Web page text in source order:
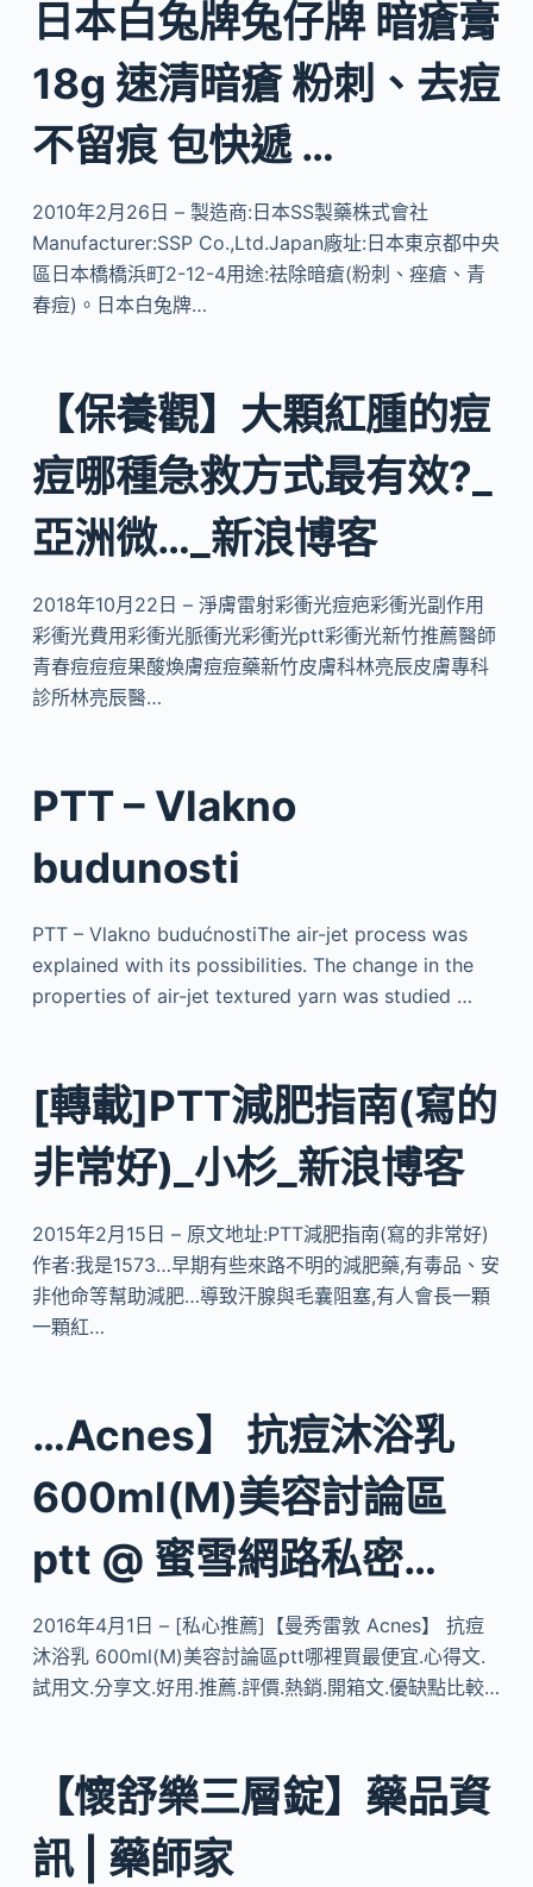
日本白兔牌兔仔牌 暗瘡膏
18g 速清暗瘡 粉刺、去痘
不留痕 包快遞 …
2010年2月26日 – 製造商:日本SS製藥株式會社
Manufacturer:SSP Co.,Ltd.Japan廠址:日本東京都中央
區日本橋橋浜町2-12-4用途:祛除暗瘡(粉刺、痤瘡、青
春痘)。日本白兔牌…
【保養觀】大顆紅腫的痘
痘哪種急救方式最有效?_
亞洲微…_新浪博客
2018年10月22日 – 淨膚雷射彩衝光痘疤彩衝光副作用
彩衝光費用彩衝光脈衝光彩衝光ptt彩衝光新竹推薦醫師
青春痘痘痘果酸煥膚痘痘藥新竹皮膚科林亮辰皮膚專科
診所林亮辰醫…
PTT – Vlakno
budunosti
PTT – Vlakno budućnostiThe air-jet process was
explained with its possibilities. The change in the
properties of air-jet textured yarn was studied …
[轉載]PTT減肥指南(寫的
非常好)_小杉_新浪博客
2015年2月15日 – 原文地址:PTT減肥指南(寫的非常好)
作者:我是1573…早期有些來路不明的減肥藥,有毒品、安
非他命等幫助減肥…導致汗腺與毛囊阻塞,有人會長一顆
一顆紅…
…Acnes】 抗痘沐浴乳
600ml(M)美容討論區
ptt @ 蜜雪網路私密…
2016年4月1日 – [私心推薦]【曼秀雷敦 Acnes】 抗痘
沐浴乳 600ml(M)美容討論區ptt哪裡買最便宜.心得文.
試用文.分享文.好用.推薦.評價.熱銷.開箱文.優缺點比較…
【懷舒樂三層錠】藥品資
訊 | 藥師家